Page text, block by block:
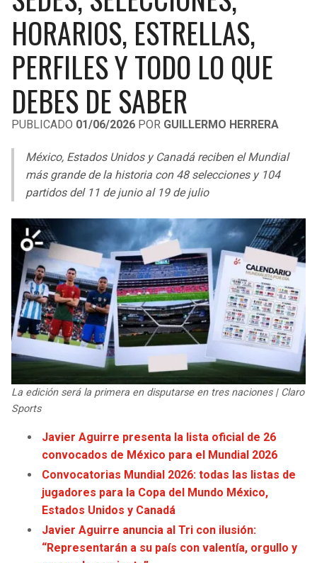
LIGA DE EXPANSIÓN MX
LEAGUES CUP
UEFA EUROPA LEAGUE
UEFA CONFERENCE LEAGUE
MLS
COPA LIBERTADORES
LIGA BETPLAY
OTRAS LIGAS
RAIDERS
CHARGERS
RAVENS
BROWNS
STEELERS
TEXANS
COLTS
JAGUARS
TITANS
COWBOYS
GIANTS
EAGLES
COMMANDERS
CARDINALS
CAVALIERS
PISTONS
PACERS
HAWKS
HORNETS
HEAT
MAGIC
WIZARDS
WARRIORS
CLIPPERS
LAKERS
SUNS
KINGS
MAVERICKS
HORARIOS, ESTRELLAS,
PERFILES Y TODO LO QUE
DEBES DE SABER
PUBLICADO 01/06/2026 POR GUILLERMO HERRERA
México, Estados Unidos y Canadá reciben el Mundial
más grande de la historia con 48 selecciones y 104
partidos del 11 de junio al 19 de julio
La edición será la primera en disputarse en tres naciones | Claro
Sports
Javier Aguirre presenta la lista oficial de 26
convocados de México para el Mundial 2026
Convocatorias Mundial 2026: todas las listas de
jugadores para la Copa del Mundo México,
Estados Unidos y Canadá
Javier Aguirre anuncia al Tri con ilusión:
“Representarán a su país con valentía, orgullo y